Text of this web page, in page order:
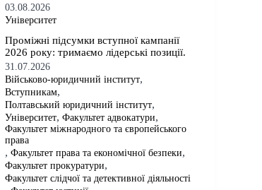
03.08.2026
Університет
Проміжні підсумки вступної кампанії
2026 року: тримаємо лідерські позиції.
31.07.2026
Військово-юридичний інститут,
Вступникам,
Полтавський юридичний інститут,
Університет,Факультет адвокатури,
Факультет міжнародного та європейського
права
,Факультет права та економічної безпеки,
Факультет прокуратури,
Факультет слідчої та детективної діяльності